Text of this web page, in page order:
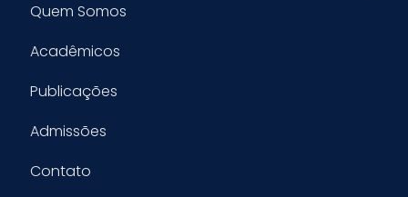
Quem Somos
Acadêmicos
Publicações
Admissões
Contato